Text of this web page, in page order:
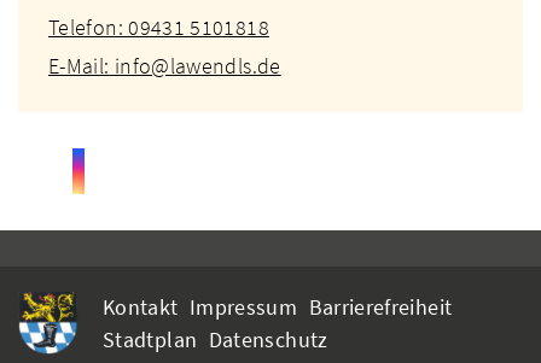
Telefon: 09431 5101818
E-Mail: info@lawendls.de
Kontakt Impressum Barrierefreiheit
Stadtplan Datenschutz